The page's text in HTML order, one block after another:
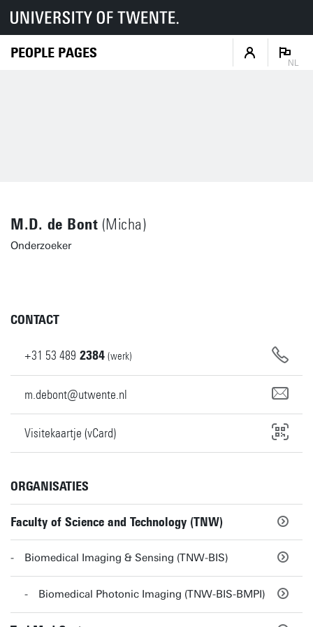
PEOPLE PAGES
NL
M.D. de Bont (Micha)
Onderzoeker
CONTACT
+31 53 489 2384 (werk)
m.debont@utwente.nl
Visitekaartje (vCard)
ORGANISATIES
Faculty of Science and Technology (TNW)
Biomedical Imaging & Sensing (TNW-BIS)
Biomedical Photonic Imaging (TNW-BIS-BMPI)